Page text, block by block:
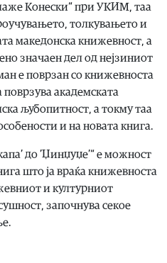
Конески“ при УКИМ, таа
толкувањето и
македонска книжевност, а
значаен дел од нејзиниот
е поврзан со книжевноста
поврзува академската
љубопитност, а токму таа
и на новата книга.
до ’Џинџуџе’“ е можност
што ја враќа книжевноста
и културниот
започнува секое